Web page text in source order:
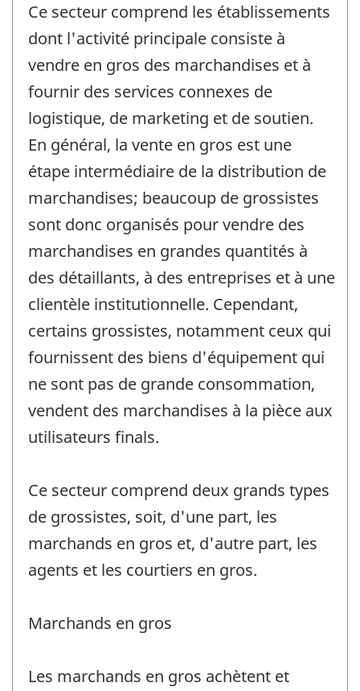
Ce secteur comprend les établissements
dont l'activité principale consiste à
vendre en gros des marchandises et à
fournir des services connexes de
logistique, de marketing et de soutien.
En général, la vente en gros est une
étape intermédiaire de la distribution de
marchandises; beaucoup de grossistes
sont donc organisés pour vendre des
marchandises en grandes quantités à
des détaillants, à des entreprises et à une
clientèle institutionnelle. Cependant,
certains grossistes, notamment ceux qui
fournissent des biens d'équipement qui
ne sont pas de grande consommation,
vendent des marchandises à la pièce aux
utilisateurs finals.
Ce secteur comprend deux grands types
de grossistes, soit, d'une part, les
marchands en gros et, d'autre part, les
agents et les courtiers en gros.
Marchands en gros
Les marchands en gros achètent et